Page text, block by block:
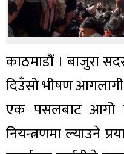
काठमाडौं । बाजुरा
दिउँसो भीषण
एक पसलबाट आगो
नियन्त्रणमा ल्याउने